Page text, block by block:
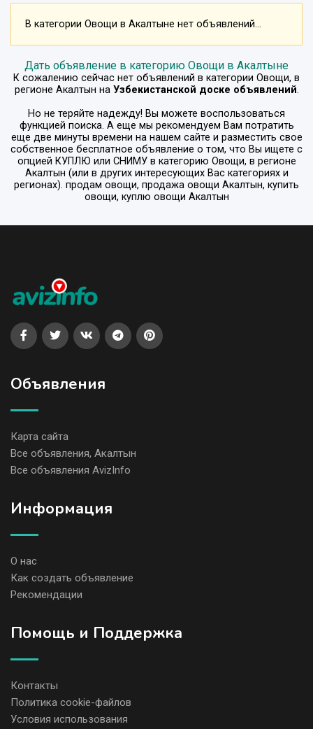
В категории Овощи в Акалтыне нет объявлений...
Дать объявление в категорию Овощи в Акалтыне
К сожалению сейчас нет объявлений в категории Овощи, в
регионе Акалтын на Узбекистанской доске объявлений.
Но не теряйте надежду! Вы можете воспользоваться
функцией поиска. А еще мы рекомендуем Вам потратить
еще две минуты времени на нашем сайте и разместить свое
собственное бесплатное объявление о том, что Вы ищете с
опцией КУПЛЮ или СНИМУв категорию Овощи, в регионе
Акалтын (или в других интересующих Вас категориях и
регионах). продам овощи, продажа овощи Акалтын, купить
овощи, куплю овощи Акалтын
Объявления
Карта сайта
Все объявления, Акалтын
Все объявления AvizInfo
Информация
О нас
Как создать объявление
Рекомендации
Помощь и Поддержка
Контакты
Политика cookie-файлов
Условия использования